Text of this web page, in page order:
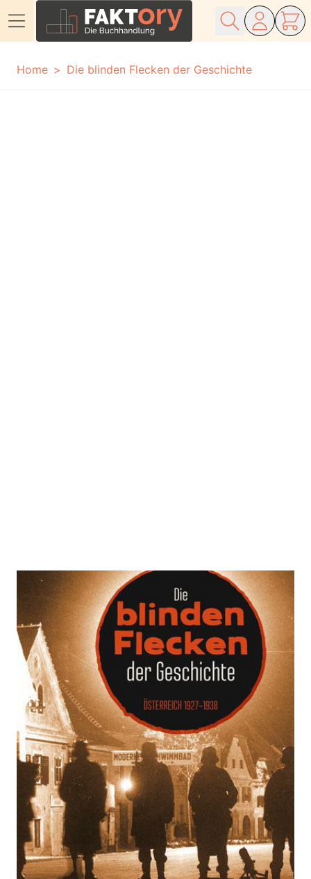
Home
Die blinden Flecken der Geschichte
Die blinden Flecken
der Geschichte
Zur Wunschliste hinzufügen
Österreich 1927-1938
VonGudula Walterskirchen
Verlag:
Kremayr &
16.03.2017